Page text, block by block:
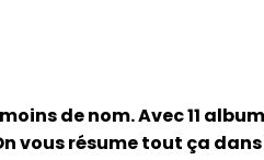
de nom. Avec 11
vous résume tout ça